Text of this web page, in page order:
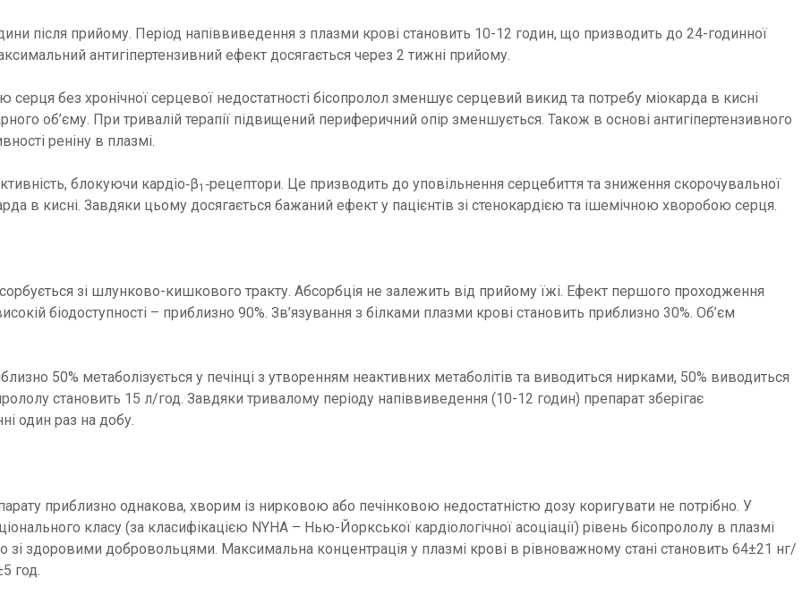
після прийому. Період напіввиведення з плазми крові становить 10-12 годин, що призводить до 24-годинної
антигіпертензивний ефект досягається через 2 тижні прийому.
серця без хронічної серцевої недостатності бісопролол зменшує серцевий викид та потребу міокарда в кисні
об’єму. При тривалій терапії підвищений периферичний опір зменшується. Також в основі антигіпертензивного
реніну в плазмі.
блокуючи кардіо‑β1 ‑рецептори. Це призводить до уповільнення серцебиття та зниження скорочувальної
в кисні. Завдяки цьому досягається бажаний ефект у пацієнтів зі стенокардією та ішемічною хворобою серця.
зі шлунково-кишкового тракту. Абсорбція не залежить від прийому їжі. Ефект першого проходження
біодоступності – приблизно 90%. Зв’язування з білками плазми крові становить приблизно 30%. Об’єм
50% метаболізується у печінці з утворенням неактивних метаболітів та виводиться нирками, 50% виводиться
становить 15 л/год. Завдяки тривалому періоду напіввиведення (10-12 годин) препарат зберігає
один раз на добу.
приблизно однакова, хворим із нирковою або печінковою недостатністю дозу коригувати не потрібно. У
класу (за класифікацією NYHA – Нью-Йоркської кардіологічної асоціації) рівень бісопрололу в плазмі
здоровими добровольцями. Максимальна концентрація у плазмі крові в рівноважному стані становить 64±21 нг/
год.